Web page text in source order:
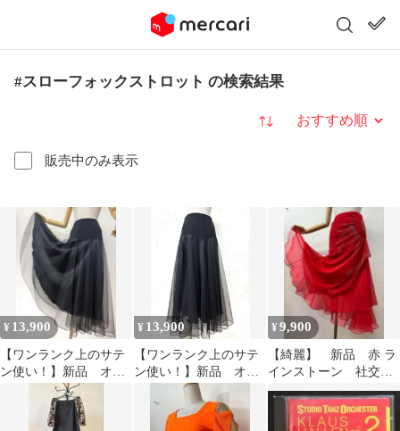
#スローフォックストロット の検索結果
販売中のみ表示
並び替え
¥ 13,900
【ワンランク上のサテ
ン使い！】新品 オー
バー黒チュール フレ
アースカート黒R38
¥ 13,900
【ワンランク上のサテ
ン使い！】新品 オー
バー黒チュール フレ
アースカート黒R38
¥9,900
【綺麗】 新品 赤 ラ
インストーン 社交ダ
ンス フレアーデザイ
ンスカートd035